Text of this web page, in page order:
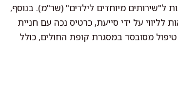
ל"שירותים מיוחדים לילדים" (שר"מ). בנוסף,
לליווי על ידי סייעת, כרטיס נכה עם חניית
מסובסד במסגרת קופת החולים, כולל